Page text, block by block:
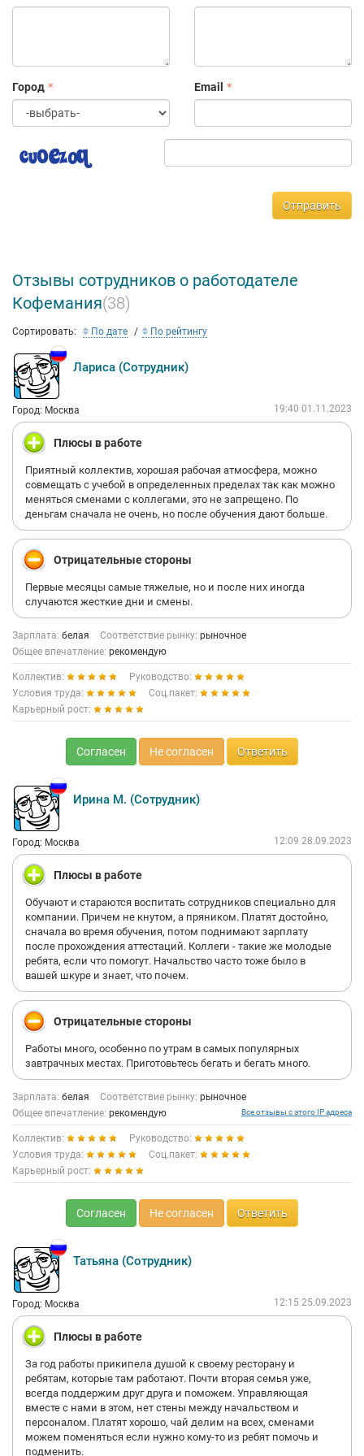
Город Email
Отправить
Отзывы сотрудников о работодателе
Кофемания(38)
Сортировать: По дате По рейтингу
Лариса (Сотрудник)
Город: Москва 19:40 01.11.2023
Плюсы в работе
Приятный коллектив, хорошая рабочая атмосфера, можно
совмещать с учебой в определенных пределах так как можно
меняться сменами с коллегами, это не запрещено. По
деньгам сначала не очень, но после обучения дают больше.
Отрицательные стороны
Первые месяцы самые тяжелые, но и после них иногда
случаются жесткие дни и смены.
Зарплата: белая Соответствие рынку: рыночное
Общее впечатление: рекомендую
Коллектив:
Руководство:
Условия труда:
Соц.пакет:
Карьерный рост:
Согласен Не согласен Ответить
Ирина М. (Сотрудник)
Город: Москва 12:09 28.09.2023
Плюсы в работе
Обучают и стараются воспитать сотрудников специально для
компании. Причем не кнутом, а пряником. Платят достойно,
сначала во время обучения, потом поднимают зарплату
после прохождения аттестаций. Коллеги - такие же молодые
ребята, если что помогут. Начальство часто тоже было в
вашей шкуре и знает, что почем.
Отрицательные стороны
Работы много, особенно по утрам в самых популярных
завтрачных местах. Приготовьтесь бегать и бегать много.
Зарплата: белая Соответствие рынку: рыночное
Общее впечатление: рекомендую Все отзывы с этого IP адреса
Коллектив:
Руководство:
Условия труда:
Соц.пакет:
Карьерный рост:
Согласен Не согласен Ответить
Татьяна (Сотрудник)
Город: Москва 12:15 25.09.2023
Плюсы в работе
За год работы прикипела душой к своему ресторану и
ребятам, которые там работают. Почти вторая семья уже,
всегда поддержим друг друга и поможем. Управляющая
вместе с нами в этом, нет стены между начальством и
персоналом. Платят хорошо, чай делим на всех, сменами
можем поменяться если нужно кому-то из ребят помочь и
подменить.